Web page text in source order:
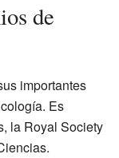
de
importantes
Es
la Royal Society